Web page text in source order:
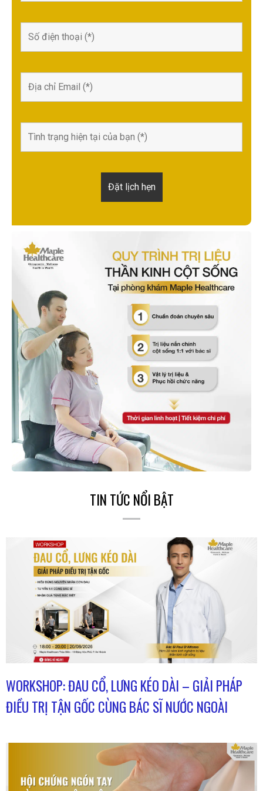
TIN TỨC NỔI BẬT
WORKSHOP: ĐAU CỔ, LƯNG KÉO DÀI – GIẢI PHÁP
ĐIỀU TRỊ TẬN GỐC CÙNG BÁC SĨ NƯỚC NGOÀI